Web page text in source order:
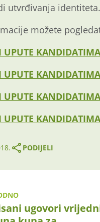
utvrđivanja identiteta.
možete
UPUTE
UPUTE
UPUTE
UPUTE
PODIJELI
ugovori